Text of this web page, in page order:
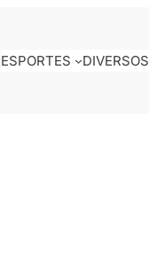
ESPORTES DIVERSOS